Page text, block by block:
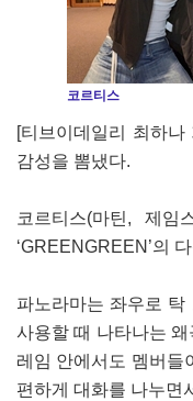
코르티스
[티브이데일리 최하
감성을 뽐냈다.
코르티스(마틴, 제
‘GREENGREEN’의
파노라마는 좌우로
사용할 때 나타나는
레임 안에서도 멤버들
편하게 대화를 나누면